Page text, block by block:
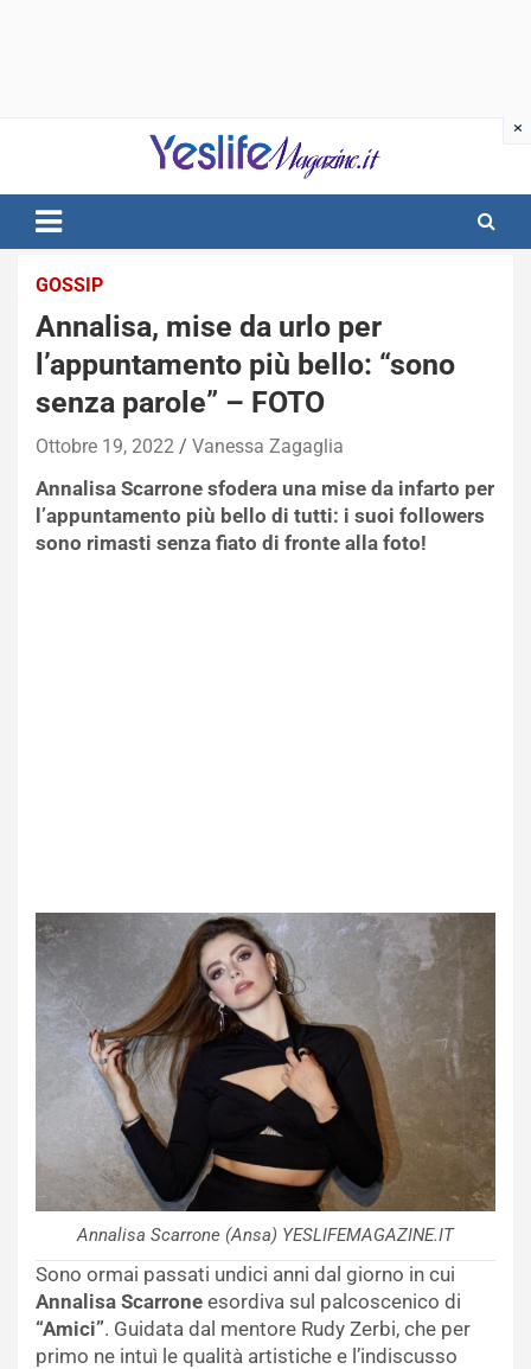
notizie di intrattenimento
GOSSIP
Annalisa, mise da urlo per
l’appuntamento più bello: “sono
senza parole” – FOTO
Ottobre 19, 2022 Vanessa Zagaglia
Annalisa Scarrone sfodera una mise da infarto per
l’appuntamento più bello di tutti: i suoi followers
sono rimasti senza fiato di fronte alla foto!
Annalisa Scarrone (Ansa) YESLIFEMAGAZINE.IT
Sono ormai passati undici anni dal giorno in cui
Annalisa Scarrone esordiva sul palcoscenico di
“Amici”. Guidata dal mentore Rudy Zerbi, che per
primo ne intuì le qualità artistiche e l’indiscusso